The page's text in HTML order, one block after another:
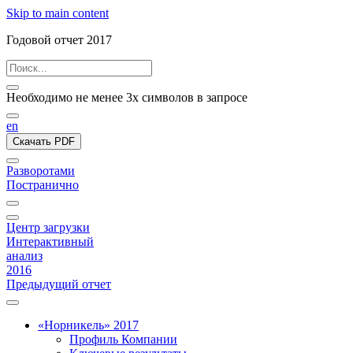
Skip to main content
Годовой отчет 2017
Необходимо не менее 3х символов в запросе
en
Скачать PDF
Разворотами
Постранично
Центр загрузки
Интерактивный
анализ
2016
Предыдущий отчет
«Норникель» 2017
Профиль Компании